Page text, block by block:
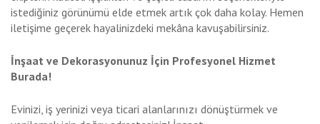
istediğiniz görünümü elde etmek artık çok daha kolay. Hemen
iletişime geçerek hayalinizdeki mekâna kavuşabilirsiniz.
İnşaat ve Dekorasyonunuz İçin Profesyonel Hizmet
Burada!
Evinizi, iş yerinizi veya ticari alanlarınızı dönüştürmek ve